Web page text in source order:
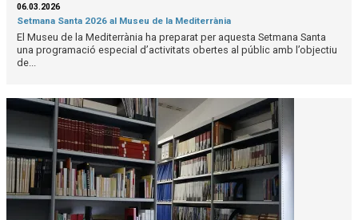
06.03.2026
Setmana Santa 2026 al Museu de la Mediterrània
El Museu de la Mediterrània ha preparat per aquesta Setmana Santa
una programació especial d’activitats obertes al públic amb l’objectiu
de...